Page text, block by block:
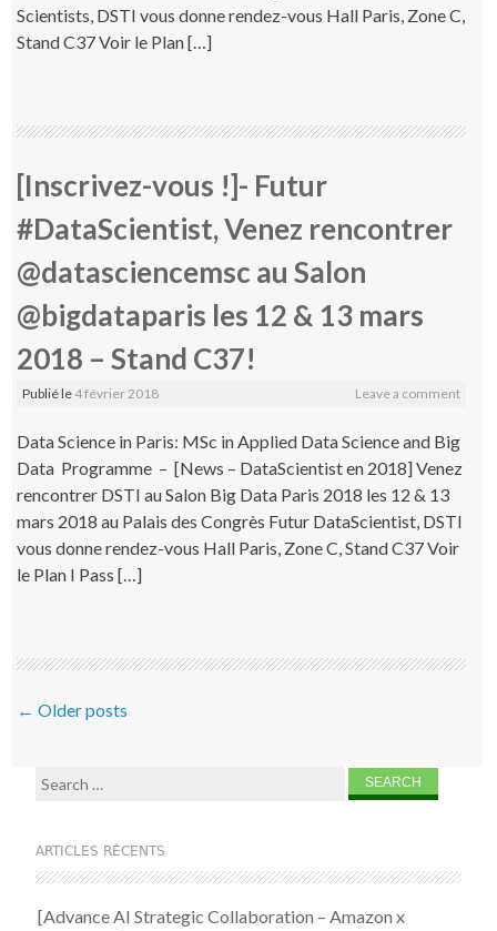
Scientists, DSTI vous donne rendez-vous Hall Paris, Zone C,
Stand C37 Voir le Plan […]
[Inscrivez-vous !]- Futur
#DataScientist, Venez rencontrer
@datasciencemsc au Salon
@bigdataparis les 12 & 13 mars
2018 – Stand C37!
Publié le 4 février 2018 Leave a comment
Data Science in Paris: MSc in Applied Data Science and Big
Data Programme – [News – DataScientist en 2018] Venez
rencontrer DSTI au Salon Big Data Paris 2018 les 12 & 13
mars 2018 au Palais des Congrès Futur DataScientist, DSTI
vous donne rendez-vous Hall Paris, Zone C, Stand C37 Voir
le Plan I Pass […]
Post navigation
← Older posts
Search for:
ARTICLES RÉCENTS
[Advance AI Strategic Collaboration – Amazon x